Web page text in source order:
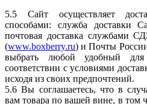
5.5 Сайт осуществляет
способами: служба доставки
почтовая доставка службами
(www.boxberry.ru) и Почты
выбрать любой удобный
соответствии с условиями
исходя из своих предпочтений.
5.6 Вы соглашаетесь, что в
вам товара по вашей вине, в том